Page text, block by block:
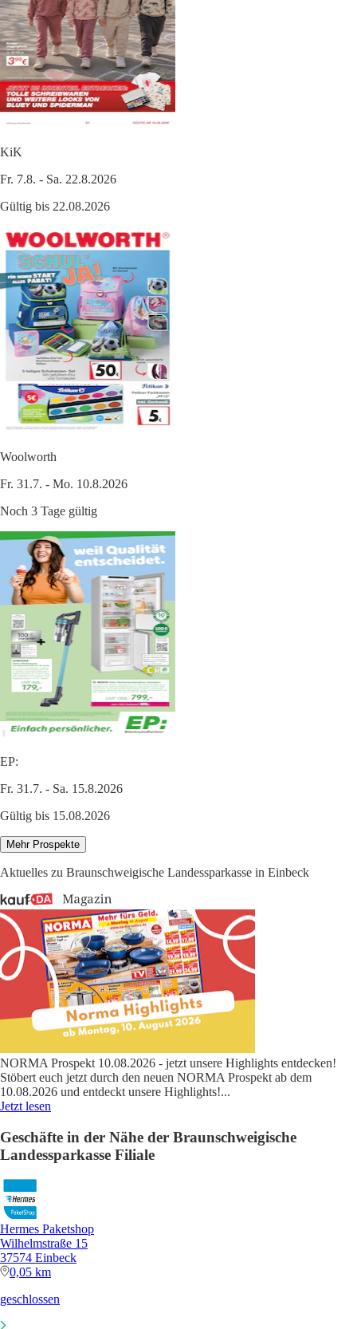
KiK
Fr. 7.8. - Sa. 22.8.2026
Gültig bis 22.08.2026
Woolworth
Fr. 31.7. - Mo. 10.8.2026
Noch 3 Tage gültig
EP:
Fr. 31.7. - Sa. 15.8.2026
Gültig bis 15.08.2026
Mehr Prospekte
Aktuelles zu Braunschweigische Landessparkasse in Einbeck
NORMA Prospekt 10.08.2026 - jetzt unsere Highlights entdecken!
Stöbert euch jetzt durch den neuen NORMA Prospekt ab dem
10.08.2026 und entdeckt unsere Highlights!...
Jetzt lesen
Geschäfte in der Nähe der Braunschweigische
Landessparkasse Filiale
Hermes Paketshop
Wilhelmstraße 15
37574 Einbeck
0,05 km
geschlossen